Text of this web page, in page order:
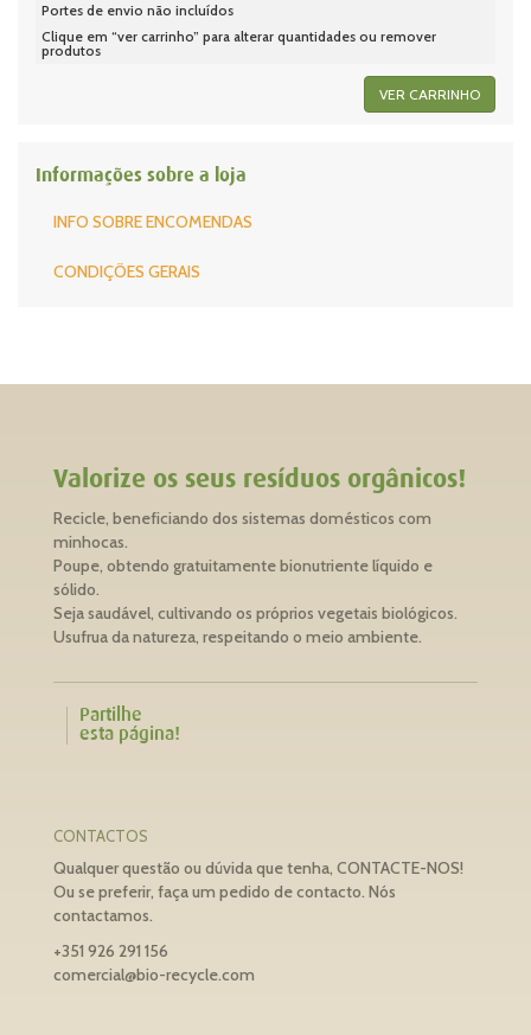
Portes de envio não incluídos
Clique em “ver carrinho” para alterar quantidades ou remover
produtos
VER CARRINHO
Informações sobre a loja
INFO SOBRE ENCOMENDAS
CONDIÇÕES GERAIS
Valorize os seus resíduos orgânicos!
Recicle, beneficiando dos sistemas domésticos com
minhocas.
Poupe, obtendo gratuitamente bionutriente líquido e
sólido.
Seja saudável, cultivando os próprios vegetais biológicos.
Usufrua da natureza, respeitando o meio ambiente.
Partilhe
esta página!
CONTACTOS
Qualquer questão ou dúvida que tenha, CONTACTE-NOS!
Ou se preferir, faça um pedido de contacto. Nós
contactamos.
+351 926 291 156
comercial@bio-recycle.com